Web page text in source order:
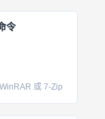
令
或 7-Zip